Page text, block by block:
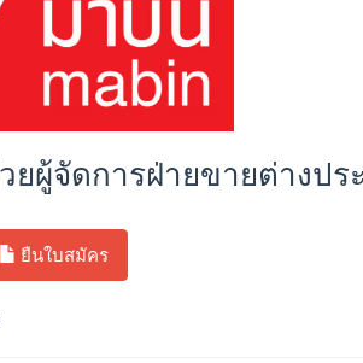
ผู้จัดการฝ่ายขายต่างปร
ยืนใบสมัคร